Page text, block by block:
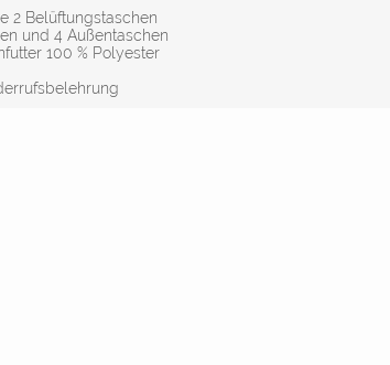
2 Belüftungstaschen
und 4 Außentaschen
100 % Polyester